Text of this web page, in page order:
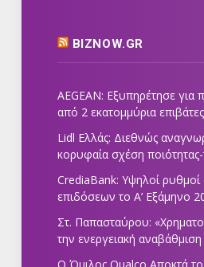
BIZNOW.GR
AEGEAN: Εξυπηρέτησε
από 2 εκατομμύρια
Lidl Ελλάς: Διεθνώς
κορυφαία σχέση ποιότητας-
CrediaBank: Υψηλοί ρυθμοί
επιδόσεων το Α’ Εξάμηνο
Στ. Παπασταύρου:
την ενεργειακή
Ο Όμιλος Qualco Αποκτά